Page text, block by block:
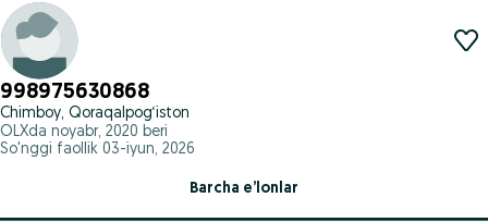
998975630868
Chimboy, Qoraqalpog‘iston
OLXda noyabr, 2020 beri
So'nggi faollik 03-iyun, 2026
Barcha e’lonlar